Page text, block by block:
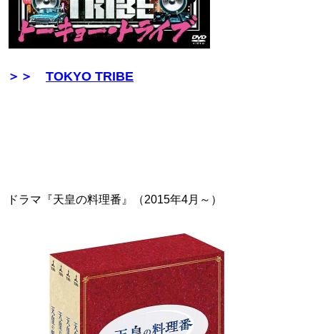
＞＞ TOKYO TRIBE
ドラマ『天皇の料理番』（2015年4月～）